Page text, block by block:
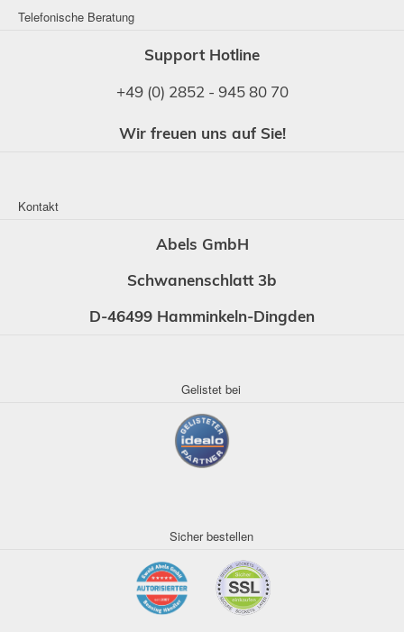
Telefonische Beratung
Support Hotline
+49 (0) 2852 - 945 80 70
Wir freuen uns auf Sie!
Kontakt
Abels GmbH
Schwanenschlatt 3b
D-46499 Hamminkeln-Dingden
Gelistet bei
Sicher bestellen